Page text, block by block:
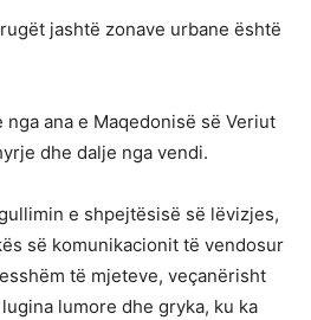
jashtë zonave urbane është
ana e Maqedonisë së Veriut
dhe dalje nga vendi.
e shpejtësisë së lëvizjes,
së komunikacionit të vendosur
të mjeteve, veçanërisht
lumore dhe gryka, ku ka